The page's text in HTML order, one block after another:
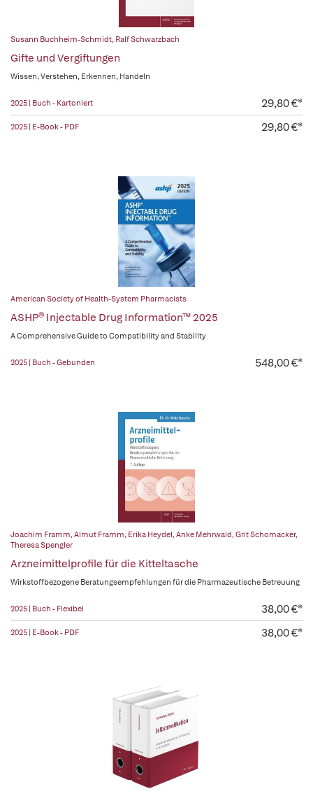
Susann Buchheim-Schmidt, Ralf Schwarzbach
Gifte und Vergiftungen
Wissen, Verstehen, Erkennen, Handeln
2025 | Buch - Kartoniert 29,80 €*
2025 | E-Book - PDF 29,80 €*
American Society of Health-System Pharmacists
ASHP® Injectable Drug Information™ 2025
A Comprehensive Guide to Compatibility and Stability
2025 | Buch - Gebunden 548,00 €*
Joachim Framm,Almut Framm, Erika Heydel,Anke Mehrwald,Grit Schomacker,
Theresa Spengler
Arzneimittelprofile für die Kitteltasche
Wirkstoffbezogene Beratungsempfehlungen für die Pharmazeutische Betreuung
2025 | Buch - Flexibel 38,00 €*
2025 | E-Book - PDF 38,00 €*